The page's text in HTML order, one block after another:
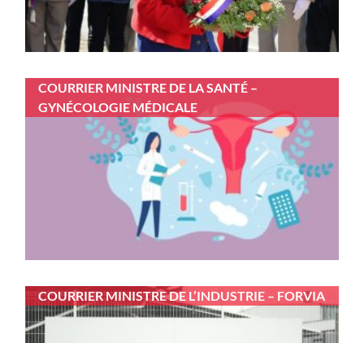
COURRIER MINISTRE DE LA SANTÉ –
GYNÉCOLOGIE MÉDICALE
COURRIER MINISTRE DE L’INDUSTRIE – FORVIA